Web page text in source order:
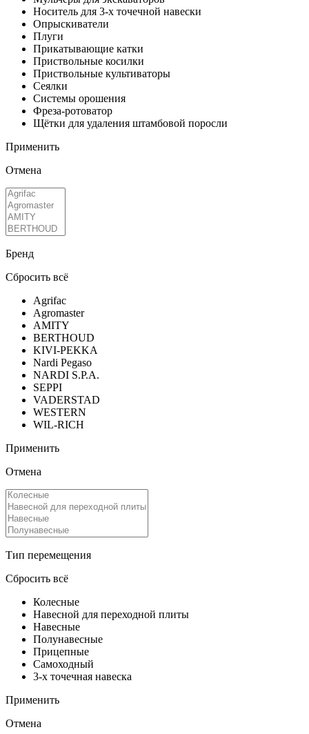
Носитель для 3-х точечной навески
Опрыскиватели
Плуги
Прикатывающие катки
Приствольные косилки
Приствольные культиваторы
Сеялки
Системы орошения
Фреза-ротоватор
Щётки для удаления штамбовой поросли
Применить
Отмена
Бренд
Сбросить всё
Agrifac
Agromaster
AMITY
BERTHOUD
KIVI-PEKKA
Nardi Pegaso
NARDI S.P.A.
SEPPI
VADERSTAD
WESTERN
WIL-RICH
Применить
Отмена
Тип перемещения
Сбросить всё
Колесные
Навесной для переходной плиты
Навесные
Полунавесные
Прицепные
Самоходный
3-х точечная навеска
Применить
Отмена